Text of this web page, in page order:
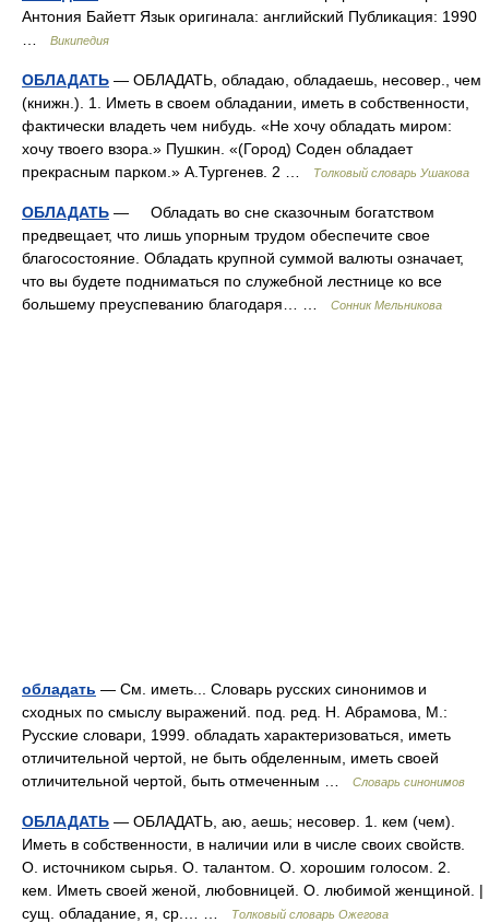
Антония Байетт Язык оригинала: английский Публикация: 1990
Википедия
ОБЛАДАТЬ — ОБЛАДАТЬ, обладаю, обладаешь, несовер., чем
(книжн.). 1. Иметь в своем обладании, иметь в собственности,
фактически владеть чем нибудь. «Не хочу обладать миром:
хочу твоего взора.» Пушкин. «(Город) Соден обладает
прекрасным парком.» А.Тургенев. 2 …
Толковый словарь Ушакова
ОБЛАДАТЬ — Обладать во сне сказочным богатством
предвещает, что лишь упорным трудом обеспечите свое
благосостояние. Обладать крупной суммой валюты означает,
что вы будете подниматься по служебной лестнице ко все
большему преуспеванию благодаря… …
Сонник Мельникова
обладать — См. иметь... Словарь русских синонимов и
сходных по смыслу выражений. под. ред. Н. Абрамова, М.:
Русские словари, 1999. обладать характеризоваться, иметь
отличительной чертой, не быть обделенным, иметь своей
отличительной чертой, быть отмеченным …
Словарь синонимов
ОБЛАДАТЬ — ОБЛАДАТЬ, аю, аешь; несовер. 1. кем (чем).
Иметь в собственности, в наличии или в числе своих свойств.
О. источником сырья. О. талантом. О. хорошим голосом. 2.
кем. Иметь своей женой, любовницей. О. любимой женщиной. |
сущ. обладание, я, ср.… …
Толковый словарь Ожегова